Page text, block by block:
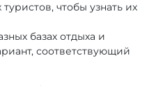
чтобы узнать их
базах отдыха и
соответствующий